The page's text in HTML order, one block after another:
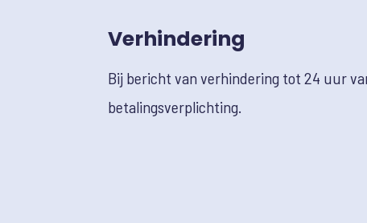
Verhindering
Bij bericht van verhindering tot 24 uur
betalingsverplichting.